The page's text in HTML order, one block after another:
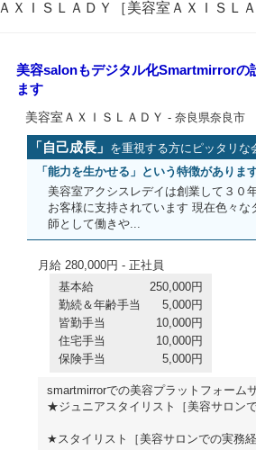
ＡＸＩＳＬＡＤＹ［美容室ＡＸＩＳＬ
美容salonもデジタル化Smartmirrorの
ます
美容室ＡＸＩＳＬＡＤＹ - 奈良県奈良市
「自己成長」 を重視する方にピッタリな
「能力を生かせる」という特徴がありま
美容室アクシスレデイは創業して３０
お客様に支持されています 現在色々
師として働きや...
月給 280,000円 - 正社員
基本給
250,000円
勤続＆年齢手当
5,000円
皆勤手当
10,000円
住宅手当
10,000円
保険手当
5,000円
smartmirrorでの美容プラットフォーム
★ジュニアスタイリスト［美容サロン
★スタイリスト［美容サロンでの実務